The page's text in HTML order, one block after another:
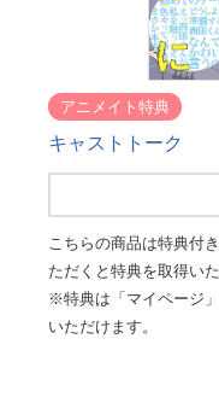
アニメイト特典
キャストトーク
こちらの商品は特典付
ただくと特典を取得いた
※特典は「マイページ
いただけます。